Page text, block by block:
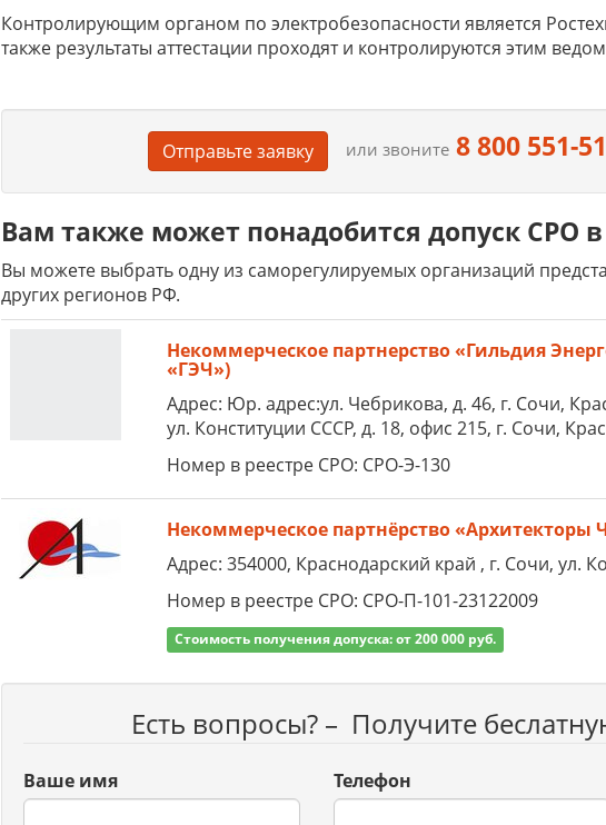
Контролирующим органом по электробезопасности является
также результаты аттестации проходят и контролируются этим
Отправьте заявку или звоните8 800 551-
Вам также может понадобится допуск СРО в
Вы можете выбрать одну из саморегулируемых организаций
других регионов РФ.
Некоммерческое партнерство «Гильдия
«ГЭЧ»)
Адрес: Юр. адрес:ул. Чебрикова, д. 46, г. Сочи,
ул. Конституции СССР, д. 18, офис 215, г. Сочи,
Номер в реестре СРО: СРО-Э-130
Некоммерческое партнёрство «Архитекторы
Адрес: 354000, Краснодарский край , г. Сочи, ул.
Номер в реестре СРО: СРО-П-101-23122009
Стоимость получения допуска: от 200 000 руб.
Есть вопросы? – Получите
Ваше имя Телефон